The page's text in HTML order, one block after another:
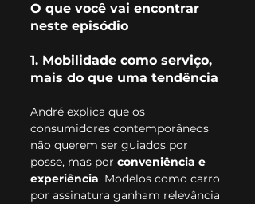
O que você vai encontrar
neste episódio
1. Mobilidade como serviço,
mais do que uma tendência
André explica que os
consumidores contemporâneos
não querem ser guiados por
posse, mas por conveniência e
experiência. Modelos como carro
por assinatura ganham relevância